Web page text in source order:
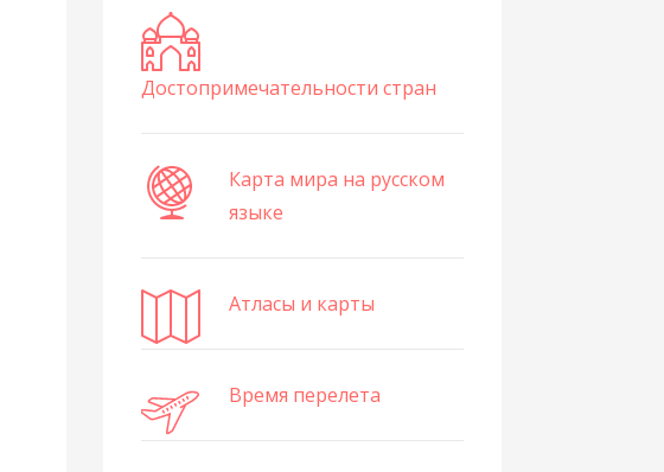
Достопримечательности стран
Карта мира на русском
языке
Атласы и карты
Время перелета